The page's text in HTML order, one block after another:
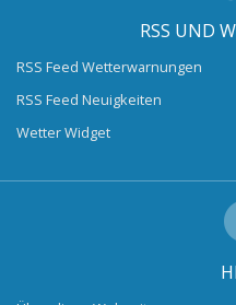
RSS UND
RSS Feed Wetterwarnungen
RSS Feed Neuigkeiten
Wetter Widget